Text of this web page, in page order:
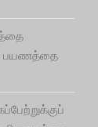
பயணத்தை